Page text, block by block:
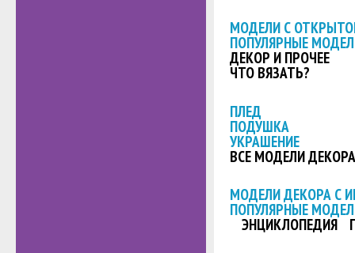
МОДЕЛИ С
ПОПУЛЯРНЫЕ
ДЕКОР И ПРОЧЕЕ
ЧТО ВЯЗАТЬ?
ПЛЕД
ПОДУШКА
УКРАШЕНИЕ
ВСЕ МОДЕЛИ ДЕКОРА
МОДЕЛИ ДЕКОРА С
ПОПУЛЯРНЫЕ
ЭНЦИКЛОПЕДИЯ